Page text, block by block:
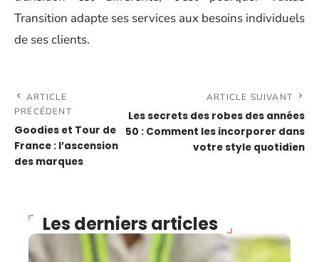
Transition adapte ses services aux besoins individuels
de ses clients.
ARTICLE
PRÉCÉDENT
Goodies et Tour de
France : l’ascension
des marques
ARTICLE SUIVANT
Les secrets des robes des années
50 : Comment les incorporer dans
votre style quotidien
Les derniers articles